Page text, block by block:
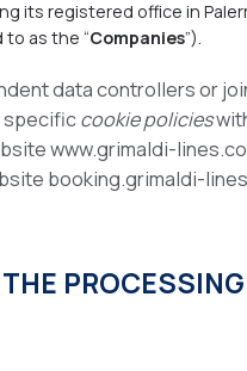
its registered office in
to as the “Companies”).
data controllers or
specificcookie policies
www.grimaldi-
booking.grimaldi-